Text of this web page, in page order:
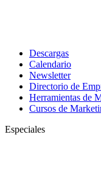
Descargas
Calendario
Newsletter
Directorio de
Herramientas de
Cursos de
Especiales